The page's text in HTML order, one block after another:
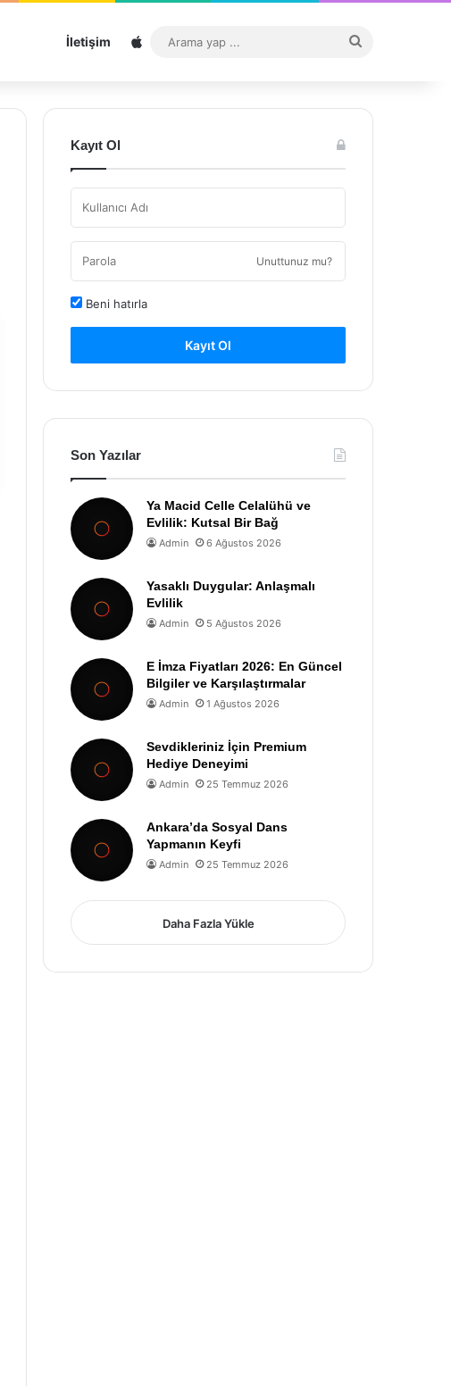
İletişim Sitemap
...
Kayıt Ol
Unuttunuz mu?
Beni hatırla
Kayıt Ol
Son Yazılar
Ya Macid Celle Celalühü ve
Evlilik: Kutsal Bir Bağ
Admin 6 Ağustos 2026
Yasaklı Duygular: Anlaşmalı
Evlilik
Admin 5 Ağustos 2026
E İmza Fiyatları 2026: En Güncel
Bilgiler ve Karşılaştırmalar
Admin 1 Ağustos 2026
Sevdikleriniz İçin Premium
Hediye Deneyimi
Admin 25 Temmuz 2026
Ankara’da Sosyal Dans
Yapmanın Keyfi
Admin 25 Temmuz 2026
Daha Fazla Yükle